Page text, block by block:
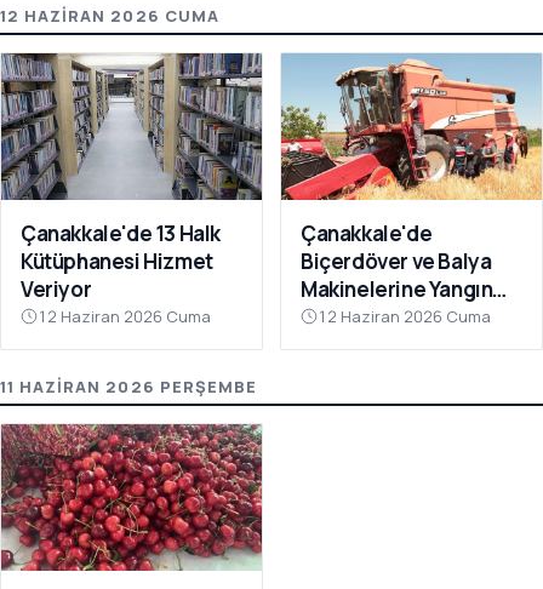
12 HAZIRAN 2026 CUMA
Çanakkale'de 13 Halk
Kütüphanesi Hizmet
Veriyor
12 Haziran 2026 Cuma
Çanakkale'de
Biçerdöver ve Balya
Makinelerine Yangın
Denetimi
12 Haziran 2026 Cuma
11 HAZIRAN 2026 PERŞEMBE